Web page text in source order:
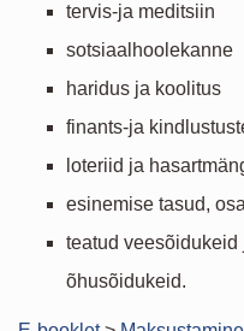
tervis-ja meditsiin
sotsiaalhoolekanne
haridus ja koolitus
finants-ja
loteriid ja
esinemise tasud,
teatud
õhusõidukeid.